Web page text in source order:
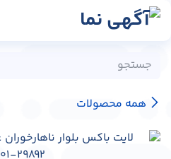
پرش به محتوا
همه محصولات